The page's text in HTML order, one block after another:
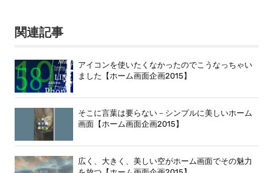
関連記事
アイコンを使いたくなかったのでこうなっちゃい
ました【ホーム画面企画2015】
そこに言葉は要らない－シンプルに美しいホーム
画面【ホーム画面企画2015】
広く、大きく、美しい空がホーム画面でその魅力